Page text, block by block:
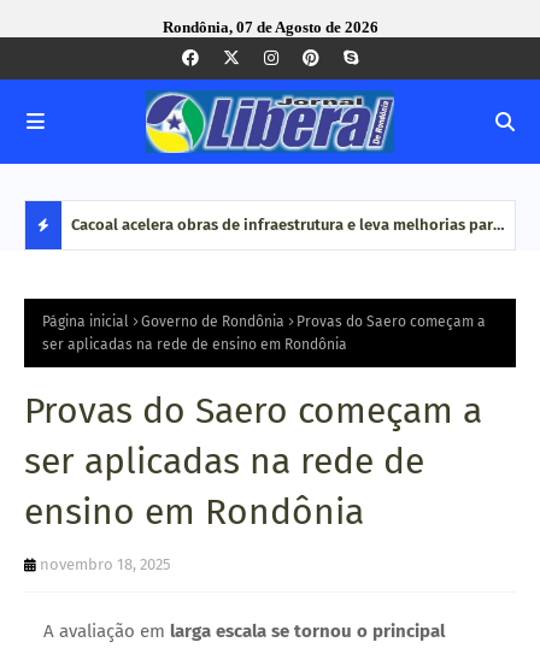
Rondônia, 07 de Agosto de 2026
S
T
A
Q
U
Cacoal acelera obras de infraestrutura e leva melhorias para
Página inicial Governo de Rondônia
Provas do Saero começam a
ser aplicadas na rede de ensino em Rondônia
Provas do Saero começam a
ser aplicadas na rede de
ensino em Rondônia
novembro 18, 2025
A avaliação em larga escala se tornou o principal